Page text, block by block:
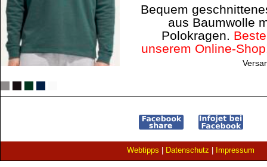
Bequem
aus Baumwolle
Polokragen.
unserem Online-
Webtipps Datenschutz Impressum